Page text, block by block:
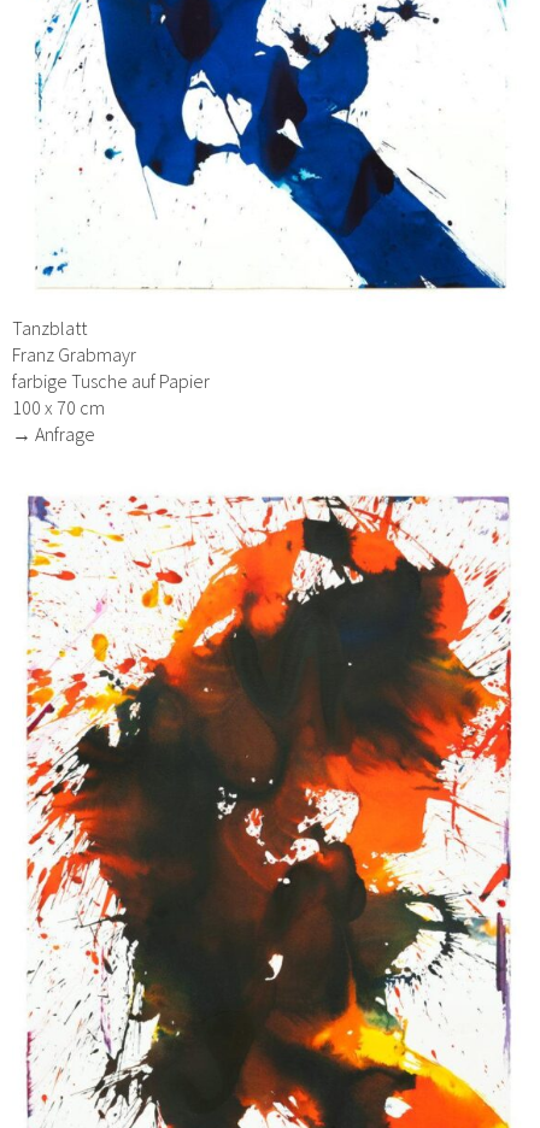
Tanzblatt
Franz Grabmayr
farbige Tusche auf Papier
100 x 70 cm
→ Anfrage